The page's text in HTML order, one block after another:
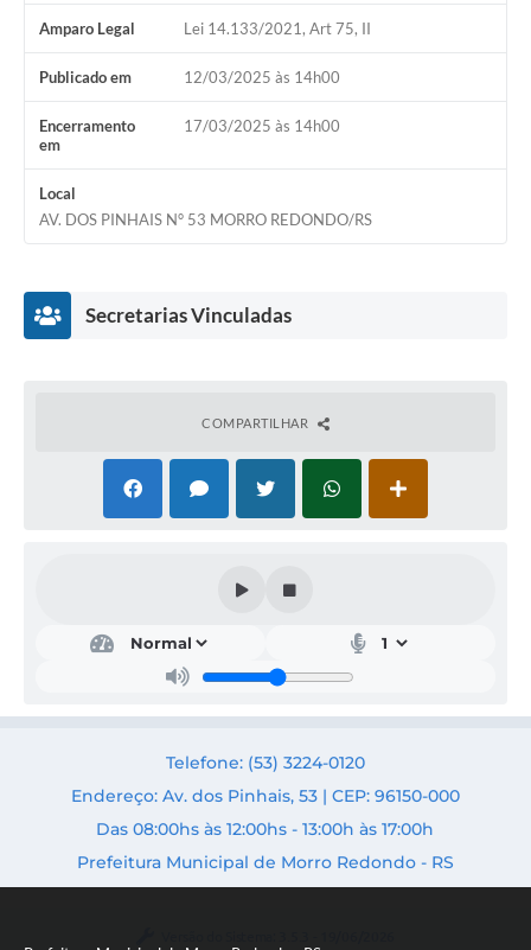
Carta de Serviços
Arquivos para Download
Galeria de Vídeos
Projetos
Links
Telefones Úteis
Amparo Legal Lei 14.133/2021, Art 75, II
Publicado em 12/03/2025 às 14h00
Encerramento
em
17/03/2025 às 14h00
Local
AV. DOS PINHAIS N° 53 MORRO REDONDO/RS
Secretarias Vinculadas
env
smo
Secr
etári
a:
COMPARTILHAR
Telefone: (53) 3224-0120
Endereço: Av. dos Pinhais, 53 | CEP: 96150-000
Das 08:00hs às 12:00hs - 13:00h às 17:00h
Prefeitura Municipal de Morro Redondo - RS